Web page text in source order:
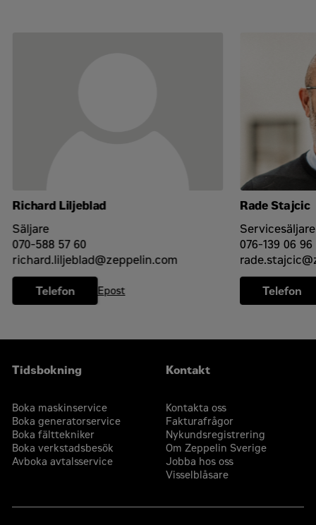
Richard Liljeblad
Säljare
070-588 57 60
richard.liljeblad@zeppelin.com
Telefon Epost
Rade Stajcic
Servicesäljare
076-139 06 96
Telefon
Tidsbokning
Boka maskinservice
Boka generatorservice
Boka fälttekniker
Boka verkstadsbesök
Avboka avtalsservice
Kontakt
Kontakta oss
Fakturafrågor
Nykundsregistrering
Om Zeppelin Sverige
Jobba hos oss
Visselblåsare